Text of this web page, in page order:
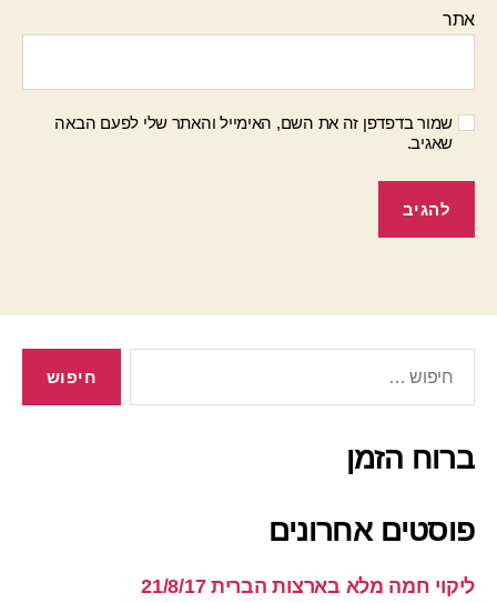
אתר
שמור בדפדפן זה את השם, האימייל והאתר שלי לפעם הבאה
שאגיב.
ברוח הזמן
פוסטים אחרונים
ליקוי חמה מלא בארצות הברית 21/8/17